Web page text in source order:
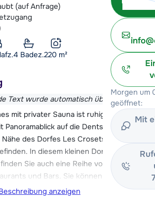
Morgen um
geöffnet:
Mit
(auf Anfrage)
4 Badez.220 m²
Text wurde automatisch übersetzt)
mit privater Sauna ist ruhig auf einem
Panoramablick auf die Dents du Midi. Das
des Dorfes Les Crosets, wo sich
In diesem kleinen Dorf, das ca. 3,5
Sie auch eine Reihe von
und Bars. Sie können auch den
nehmen, der ca. 4,5 km entfernt ist.
anzeigen